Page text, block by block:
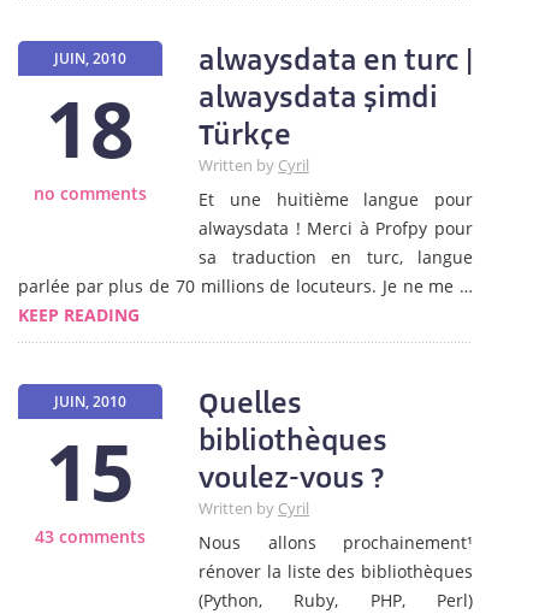
JUIN, 2010
18
no comments
alwaysdata en turc |
alwaysdata şimdi
Türkçe
Written by Cyril
Et une huitième langue pour
alwaysdata ! Merci à Profpy pour
sa traduction en turc, langue
parlée par plus de 70 millions de locuteurs. Je ne me …
KEEP READING
JUIN, 2010
15
43 comments
Quelles
bibliothèques
voulez-vous ?
Written by Cyril
Nous allons prochainement¹
rénover la liste des bibliothèques
(Python, Ruby, PHP, Perl)